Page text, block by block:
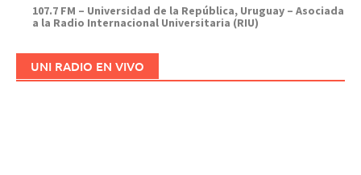
107.7 FM – Universidad de la República, Uruguay – Asociada
a la Radio Internacional Universitaria (RIU)
UNI RADIO EN VIVO